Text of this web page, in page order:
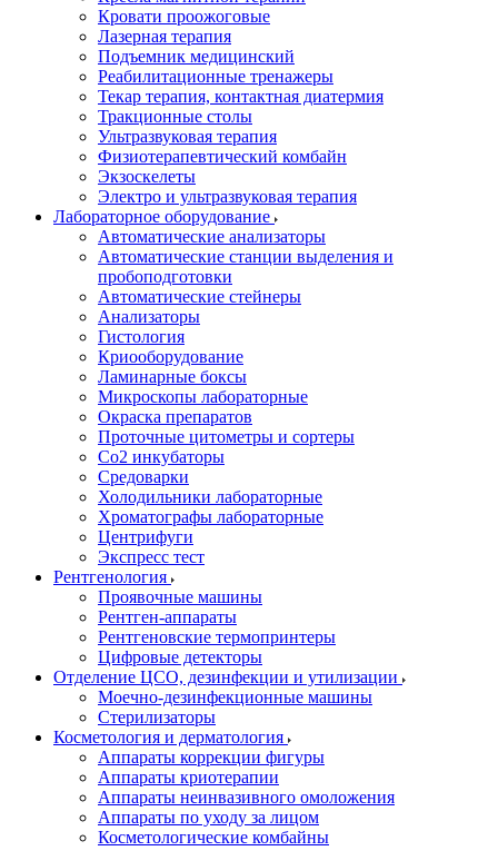
Кровати проожоговые
Лазерная терапия
Подъемник медицинский
Реабилитационные тренажеры
Текар терапия, контактная диатермия
Тракционные столы
Ультразвуковая терапия
Физиотерапевтический комбайн
Экзоскелеты
Электро и ультразвуковая терапия
Лабораторное оборудование
Автоматические анализаторы
Автоматические станции выделения и
пробоподготовки
Автоматические стейнеры
Анализаторы
Гистология
Криооборудование
Ламинарные боксы
Микроскопы лабораторные
Окраска препаратов
Проточные цитометры и сортеры
Со2 инкубаторы
Средоварки
Холодильники лабораторные
Хроматографы лабораторные
Центрифуги
Экспресс тест
Рентгенология
Проявочные машины
Рентген-аппараты
Рентгеновские термопринтеры
Цифровые детекторы
Отделение ЦСО, дезинфекции и утилизации
Моечно-дезинфекционные машины
Стерилизаторы
Косметология и дерматология
Аппараты коррекции фигуры
Аппараты криотерапии
Аппараты неинвазивного омоложения
Аппараты по уходу за лицом
Косметологические комбайны